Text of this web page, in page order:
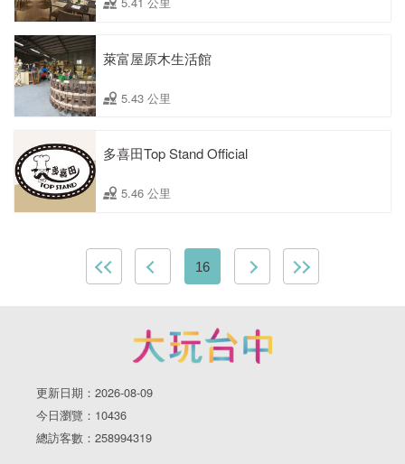
萊富屋原木生活館
5.43 公里
多喜田Top Stand Official
5.46 公里
16
更新日期：2026-08-09
今日瀏覽：10436
總訪客數：258994319